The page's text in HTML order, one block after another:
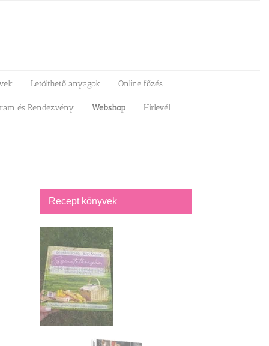
Letölthető anyagok Online főzés
és Rendezvény Webshop Hírlevél
Recept könyvek